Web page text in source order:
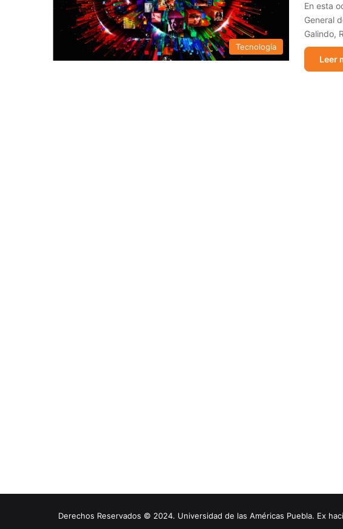
Tecnología
En esta
General
Galindo,
Leer
Derechos Reservados © 2024. Universidad de las Américas Puebla. Ex